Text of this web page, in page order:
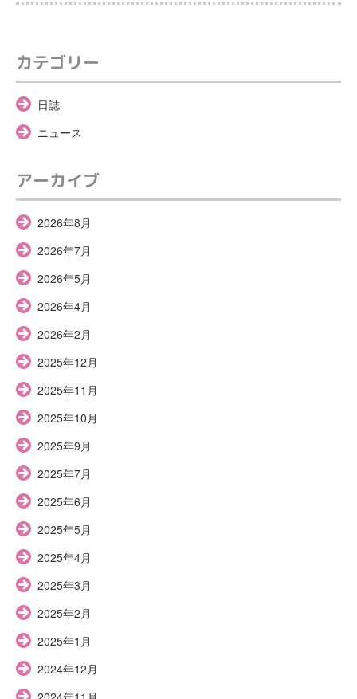
カテゴリー
日誌
ニュース
アーカイブ
2026年8月
2026年7月
2026年5月
2026年4月
2026年2月
2025年12月
2025年11月
2025年10月
2025年9月
2025年7月
2025年6月
2025年5月
2025年4月
2025年3月
2025年2月
2025年1月
2024年12月